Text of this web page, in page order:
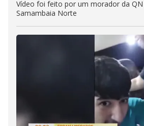
Vídeo foi feito por um morador da
Samambaia Norte